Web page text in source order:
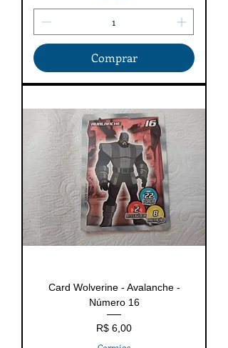
Comprar
Card Wolverine - Avalanche -
Número 16
Preço
R$ 6,00